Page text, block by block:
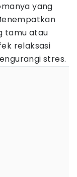
yang
tamu atau
relaksasi
stres.